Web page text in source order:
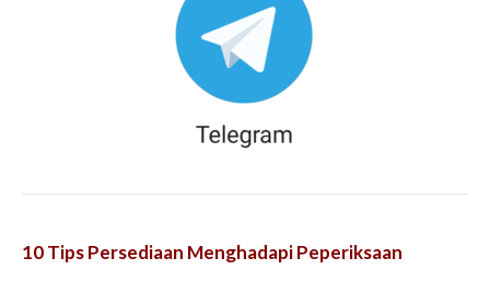
10 Tips Persediaan Menghadapi Peperiksaan